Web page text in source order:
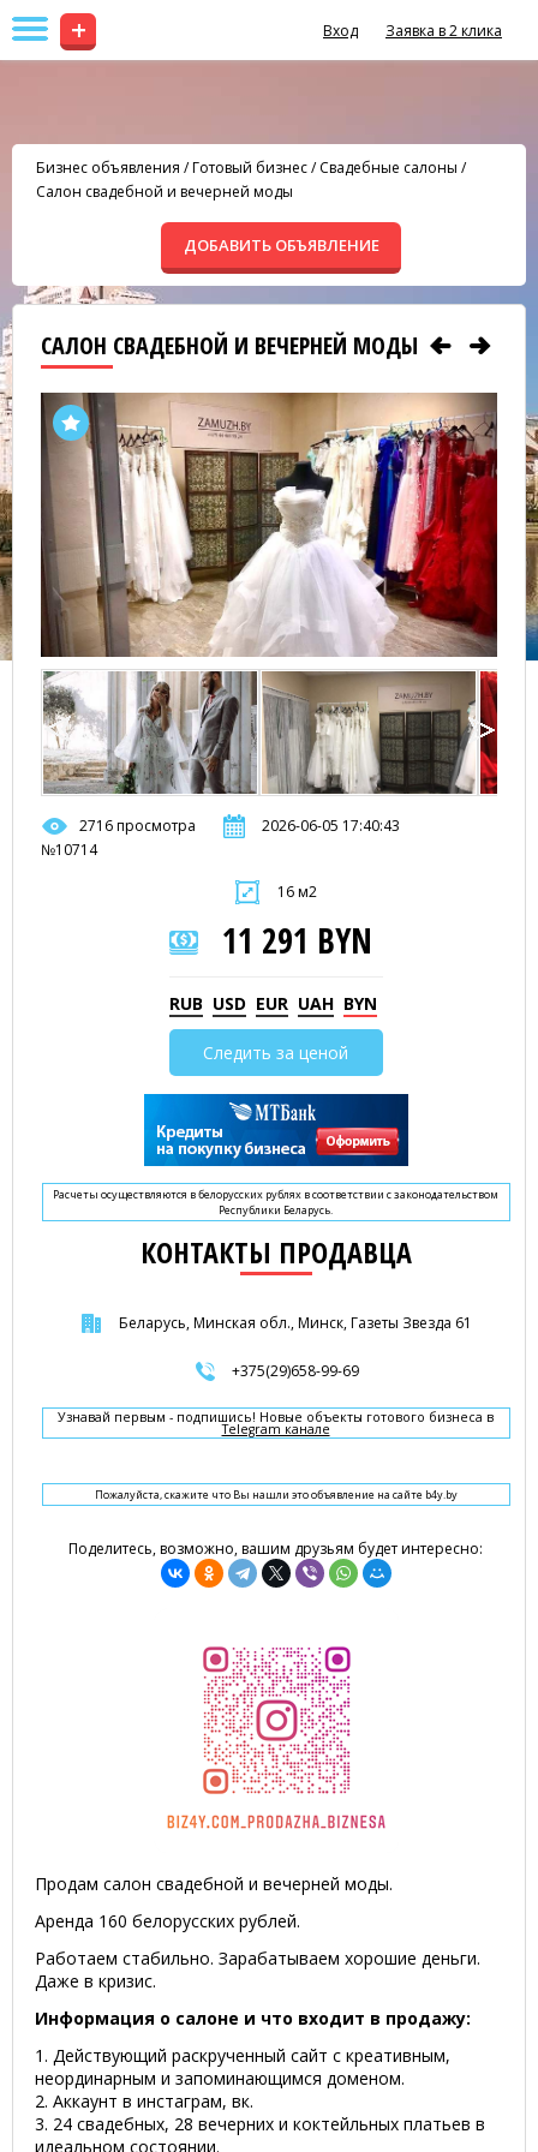
+ Вход Заявка в 2 клика
Бизнес объявления /Готовый бизнес/Свадебные салоны /
Салон свадебной и вечерней моды
ДОБАВИТЬ ОБЪЯВЛЕНИЕ
САЛОН СВАДЕБНОЙ И ВЕЧЕРНЕЙ МОДЫ
2716 просмотра
2026-06-05 17:40:43
№10714
16 м2
11 291 BYN
RUB USD EUR UAH BYN
Следить за ценой
Расчеты осуществляются в белорусских рублях в соответствии с законодательством
Республики Беларусь.
КОНТАКТЫ ПРОДАВЦА
Беларусь, Минская обл., Минск, Газеты Звезда 61
+375(29)658-99-69
Узнавай первым - подпишись! Новые объекты готового бизнеса в
Telegram канале
Пожалуйста, скажите что Вы нашли это объявление на сайте b4y.by
Поделитесь, возможно, вашим друзьям будет интересно:
Продам салон свадебной и вечерней моды.
Аренда 160 белорусских рублей.
Работаем стабильно. Зарабатываем хорошие деньги.
Даже в кризис.
Информация о салоне и что входит в продажу:
1. Действующий раскрученный сайт с креативным,
неординарным и запоминающимся доменом.
2. Аккаунт в инстаграм, вк.
3. 24 свадебных, 28 вечерних и коктейльных платьев в
идеальном состоянии.